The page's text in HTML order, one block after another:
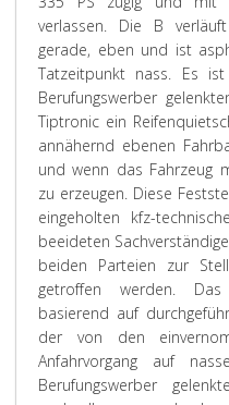
verlassen. Die B
gerade, eben und ist
Tatzeitpunkt nass. Es
Berufungswerber
Tiptronic ein
annähernd ebenen
und wenn das Fahrzeug
zu erzeugen. Diese
eingeholten kfz-
beeideten
beiden Parteien zur
getroffen werden.
basierend auf
der von den
Anfahrvorgang auf
Berufungswerber